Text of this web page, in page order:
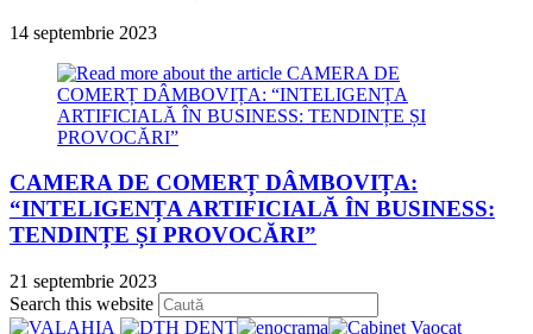
14 septembrie 2023
CAMERA DE COMERȚ DÂMBOVIȚA:
“INTELIGENȚA ARTIFICIALĂ ÎN BUSINESS:
TENDINȚE ȘI PROVOCĂRI”
21 septembrie 2023
Search this website
Escape